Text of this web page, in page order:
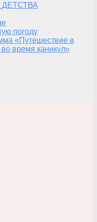
погоду
«Путешествие в
время каникул»